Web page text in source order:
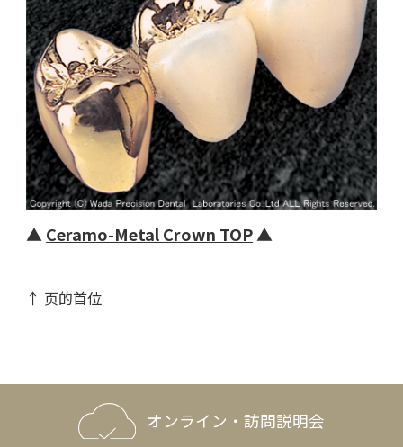
▲ Ceramo-Metal Crown TOP▲
↑ 页的首位
オンライン・訪問説明会